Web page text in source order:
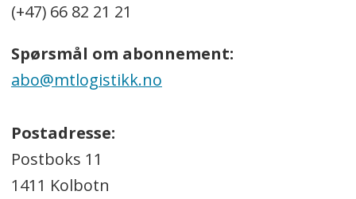
(+47) 66 82 21 21
Spørsmål om abonnement:
abo@mtlogistikk.no
Postadresse:
Postboks 11
1411 Kolbotn